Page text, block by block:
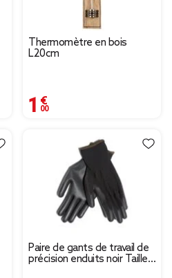
Thermomètre en bois
L20cm
1,00 €
Paire de gants de travail de
précision enduits noir Taille